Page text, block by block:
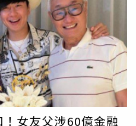
則始終否認犯行，且其態度
嗆檢警「證據不實」，讓檢
全案於5日一審宣判，國庭法
判當下，張介宗低頭沉默，
家屬憤怒難忍，衝下去追打
害者家屬以手腳攻擊，法警
帶離法庭，還押看守所。
女友父涉60億金融